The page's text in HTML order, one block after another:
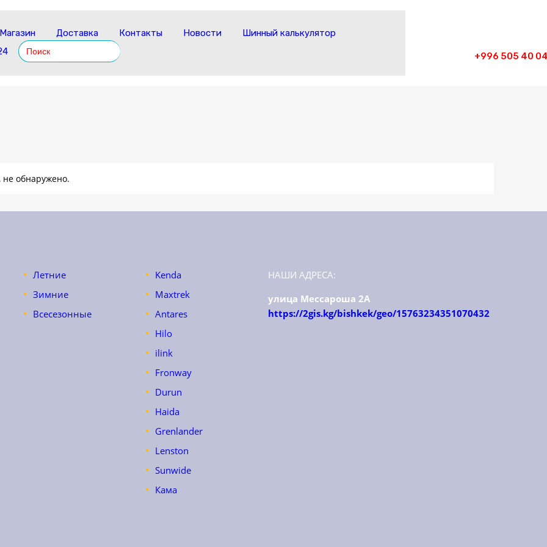
+996 505 40
Магазин Доставка Контакты Новости
Шинный калькулятор
Search
for:
не обнаружено.
Летние
Зимние
Всесезонные
Kenda
Maxtrek
Antares
Hilo
ilink
Fronway
Durun
Haida
Grenlander
Lenston
Sunwide
Кама
НАШИ АДРЕСА:
улица Мессароша 2А
https://2gis.kg/bishkek/geo/15763234351070432